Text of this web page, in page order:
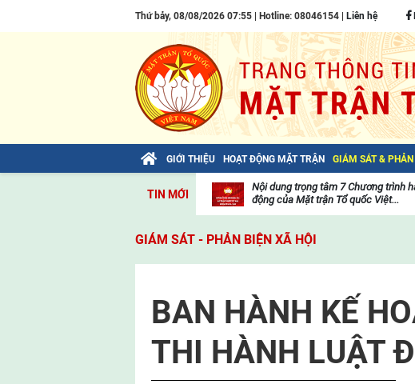
Thứ bảy, 08/08/2026 07:55 | Hotline: 08046154 | Liên hệ
GIỚI THIỆU HOẠT ĐỘNG MẶT TRẬN GIÁM SÁT & PHẢN
TIN MỚI
Bài viết của Tổng Bí thư Tô Lâm: TIẾN
viện
Nội dung trọng tâm 7 Chương trình
động của Mặt trận Tổ quốc Việt...
GIÁM SÁT - PHẢN BIỆN XÃ HỘI
BAN HÀNH KẾ
THI HÀNH LUẬT